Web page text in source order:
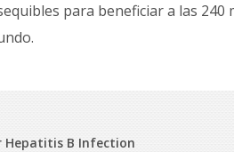
para beneficiar a las
Hepatitis B Infection